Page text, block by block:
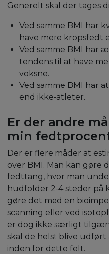
Generelt skal der tages
Ved samme BMI har
have mere kropsfedt
Ved samme BMI har
tendens til at have
voksne.
Ved samme BMI har
end ikke-atleter.
Er der andre
min
Der er flere måder at
over BMI. Man kan gøre
fedttang, hvor man
hudfolder 2-4 steder på
gøre det med en
scanning eller ved
er dog ikke særligt
skal de helst blive udført
inden for dette felt.